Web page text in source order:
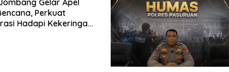
Gelar Apel
Perkuat
Hadapi Kekeringan